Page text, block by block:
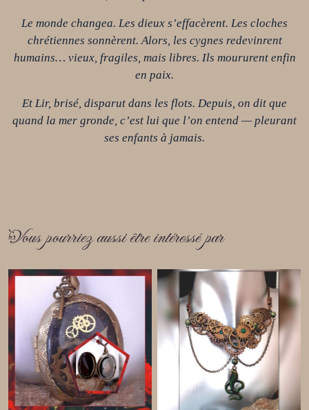
Le monde changea. Les dieux s’effacèrent. Les cloches
chrétiennes sonnèrent. Alors, les cygnes redevinrent
humains… vieux, fragiles, mais libres. Ils moururent enfin
en paix.
Et Lir, brisé, disparut dans les flots. Depuis, on dit que
quand la mer gronde, c’est lui que l’on entend — pleurant
ses enfants à jamais.
Vous pourriez aussi être intéressé par